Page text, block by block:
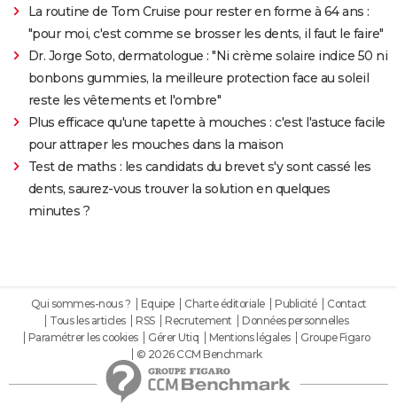
La routine de Tom Cruise pour rester en forme à 64 ans :
"pour moi, c'est comme se brosser les dents, il faut le faire"
Dr. Jorge Soto, dermatologue : "Ni crème solaire indice 50 ni
bonbons gummies, la meilleure protection face au soleil
reste les vêtements et l'ombre"
Plus efficace qu'une tapette à mouches : c'est l'astuce facile
pour attraper les mouches dans la maison
Test de maths : les candidats du brevet s'y sont cassé les
dents, saurez-vous trouver la solution en quelques
minutes ?
Qui sommes-nous ? Equipe Charte éditoriale Publicité
Contact
Tous les articles
RSS Recrutement
Données personnelles
Paramétrer les cookies
Gérer Utiq Mentions légales
Groupe Figaro
© 2026 CCM Benchmark